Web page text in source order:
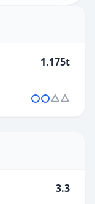
1.175t
3.3